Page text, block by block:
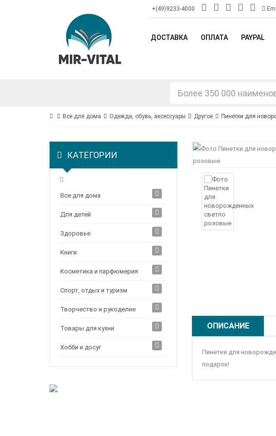
+(49)9233-4000
ДОСТАВКА ОПЛАТА PAYPAL
Все для дома Одежда, обувь, аксессуары Другое Пинетки для
КАТЕГОРИИ
Все для дома
Для детей
Здоровье
Книги
Косметика и парфюмерия
Спорт, отдых и туризм
Творчество и рукоделие
Товары для кухни
Хобби и досуг
ОПИСАНИЕ
Пинетки для
подарок!